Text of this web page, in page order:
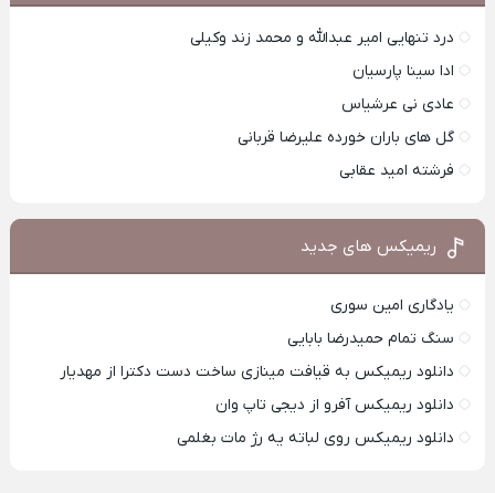
درد تنهایی امیر عبدالله و محمد زند وکیلی
ادا سینا پارسیان
عادی نی عرشیاس
گل های باران خورده علیرضا قربانی
فرشته امید عقابی
ریمیکس های جدید
یادگاری امین سوری
سنگ تمام حمیدرضا بابایی
دانلود ریمیکس به قیافت مینازی ساخت دست دکترا از مهدیار
دانلود ریمیکس آفرو از ديجی تاپ وان
دانلود ریمیکس روی لباته یه رژ مات بغلمی